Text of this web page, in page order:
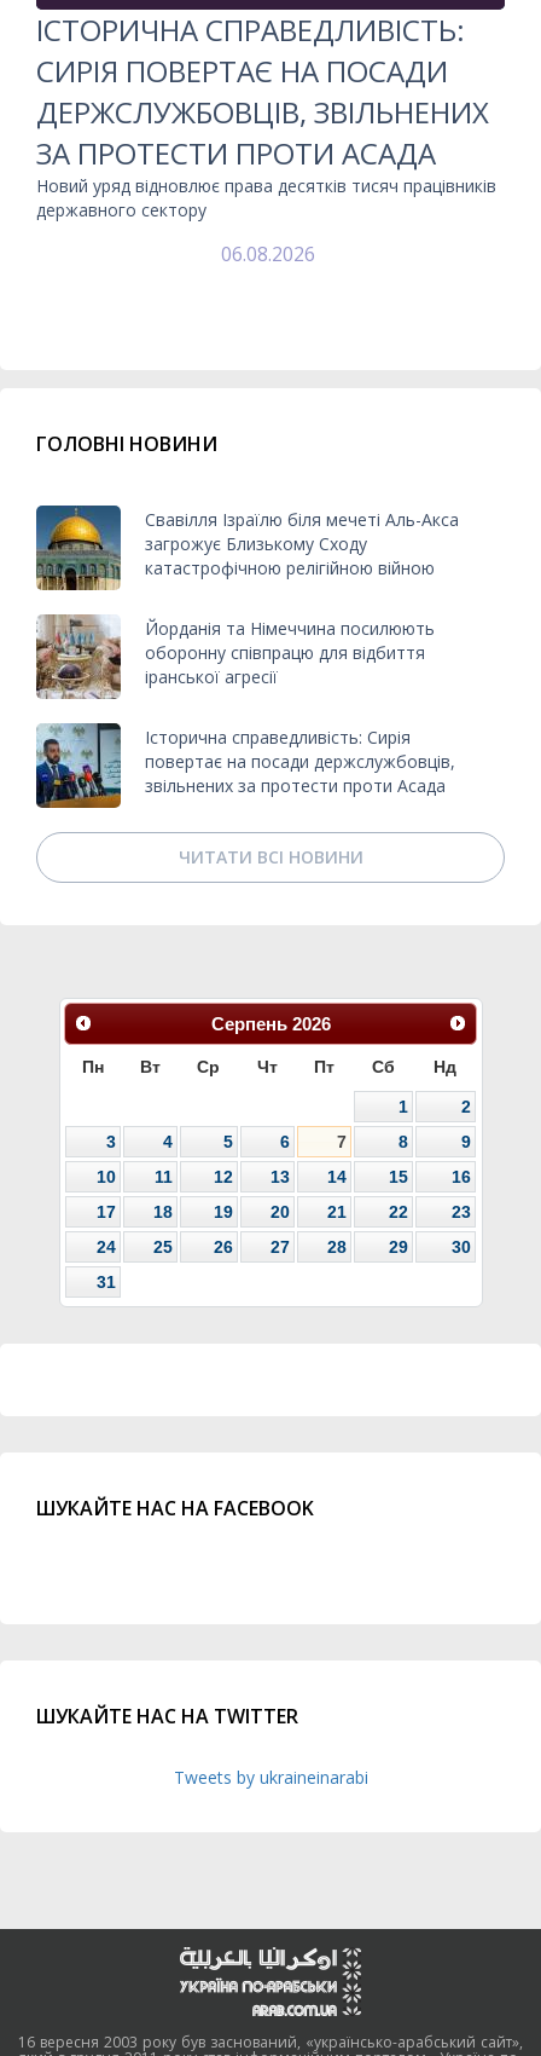
ІСТОРИЧНА СПРАВЕДЛИВІСТЬ:
СИРІЯ ПОВЕРТАЄ НА ПОСАДИ
ДЕРЖСЛУЖБОВЦІВ, ЗВІЛЬНЕНИХ
ЗА ПРОТЕСТИ ПРОТИ АСАДА
Новий уряд відновлює права десятків тисяч працівників
державного сектору
06.08.2026
ГОЛОВНІ НОВИНИ
Свавілля Ізраїлю біля мечеті Аль-Акса
загрожує Близькому Сходу
катастрофічною релігійною війною
Йорданія та Німеччина посилюють
оборонну співпрацю для відбиття
іранської агресії
Історична справедливість: Сирія
повертає на посади держслужбовців,
звільнених за протести проти Асада
ЧИТАТИ ВСІ НОВИНИ
Серпень 2026
Пн Вт Ср Чт Пт Сб Нд
1
2
3
4 5 6 7 8
9
10
11 12 13 14 15
16
17
18 19 20 21 22
23
24
25 26 27 28 29
30
31
ШУКАЙТЕ НАС НА FACEBOOK
ШУКАЙТЕ НАС НА TWITTER
Tweets by ukraineinarabi
16 вересня 2003 року був заснований, «українсько-арабський сайт»,